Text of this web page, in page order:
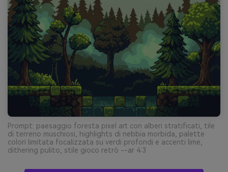
Prompt: paesaggio foresta pixel art con alberi stratificati, tile
di terreno muschiosi, highlights di nebbia morbida, palette
colori limitata focalizzata su verdi profondi e accenti lime,
dithering pulito, stile gioco retrò --ar 4:3